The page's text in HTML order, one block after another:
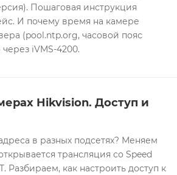
Пошаговая инструкция
И почему время на камере
(pool.ntp.org, часовой пояс
iVMS-4200.
Hikvision. Доступ и
в разных подсетях? Меняем
трансляция со Speed
как настроить доступ к